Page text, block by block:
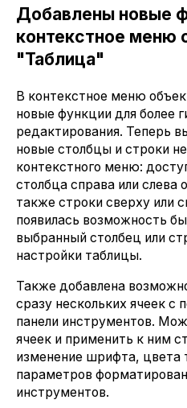
Добавлены новые
контекстное меню
"Таблица"
В контекстное меню
новые функции для более
редактирования. Теперь
новые столбцы и строки
контекстного меню:
столбца справа или слева
также строки сверху или
появилась возможность
выбранный столбец или
настройки таблицы.
Также добавлена
сразу нескольких ячеек
панели инструментов.
ячеек и применить к ним
изменение шрифта, цвета
параметров
инструментов.